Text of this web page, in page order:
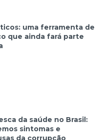
uma ferramenta de
que ainda fará parte
da saúde no Brasil:
sintomas e
da corrupção